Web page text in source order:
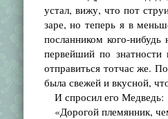
устал, вижу, что пот
заре, но теперь я в
посланником кого-
первейший по
отправиться тотчас же.
была свежей и вкусной,
И спросил его Медведь:
«Дорогой племянник,